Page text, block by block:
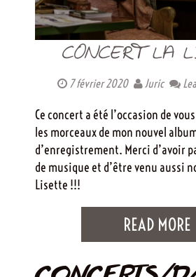
CONCERT LA
7 février 2020 Juric
Ce concert a été l’occasion de
les morceaux de mon nouvel
d’enregistrement. Merci d’avoir
de musique et d’être venu aussi
Lisette !!!
READ MORE